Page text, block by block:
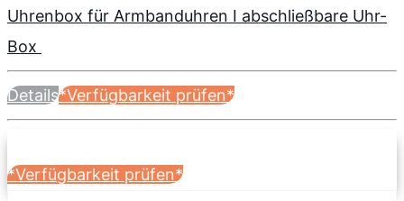
Uhrenbox für Armbanduhren I abschließbare Uhr-
Box
Details*Verfügbarkeit prüfen*
*Verfügbarkeit prüfen*